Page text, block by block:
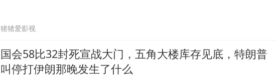
猪猪爱影视
国会58比32封死宣战大门，五角大楼库存见底，特朗普
叫停打伊朗那晚发生了什么